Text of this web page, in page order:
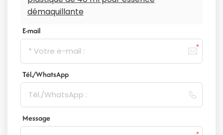
démaquillante
E-mail
Tél./WhatsApp
Message